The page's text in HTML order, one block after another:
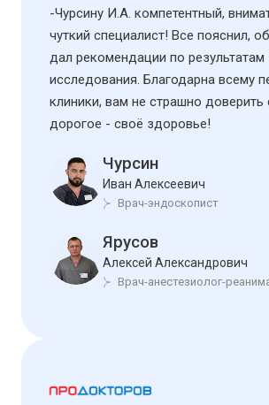
-Чурсину И.А. компетентный,
чуткий специалист! Все пояснил,
дал рекомендации по результатам
исследования. Благодарна всему
клиники, вам не страшно доверить
дорогое - своё здоровье!
Чурсин
Иван Алексеевич
Врач-эндоскопист
Ярусов
Алексей Александрович
Врач-анестезиолог-